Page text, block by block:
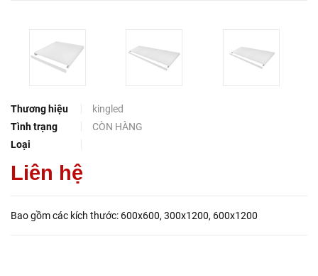
Thương hiệu
kingled
Tình trạng
CÒN HÀNG
Loại
Liên hệ
Bao gồm các kích thước: 600x600, 300x1200, 600x1200